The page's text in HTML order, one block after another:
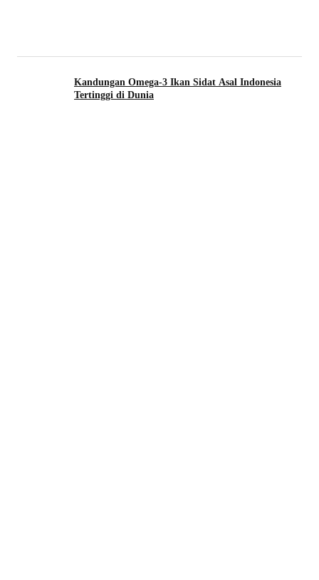
Kandungan Omega-3 Ikan Sidat Asal Indonesia
Tertinggi di Dunia